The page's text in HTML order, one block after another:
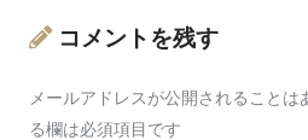
コメントを残す
メールアドレスが公開されることは
る欄は必須項目です